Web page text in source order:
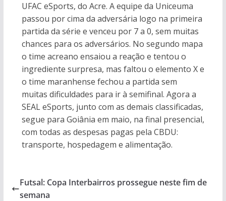
UFAC eSports, do Acre. A equipe da Uniceuma
passou por cima da adversária logo na primeira
partida da série e venceu por 7 a 0, sem muitas
chances para os adversários. No segundo mapa
o time acreano ensaiou a reação e tentou o
ingrediente surpresa, mas faltou o elemento X e
o time maranhense fechou a partida sem
muitas dificuldades para ir à semifinal. Agora a
SEAL eSports, junto com as demais classificadas,
segue para Goiânia em maio, na final presencial,
com todas as despesas pagas pela CBDU:
transporte, hospedagem e alimentação.
Futsal: Copa Interbairros prossegue neste fim de
semana